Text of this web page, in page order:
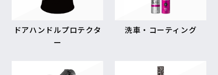
ドアハンドルプロテクタ
ー
洗車・コーティング